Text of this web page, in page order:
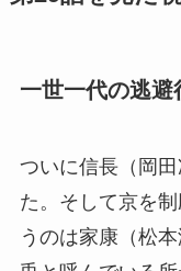
一世一代の逃避
ついに信長（岡
た。そして京を
うのは家康（松